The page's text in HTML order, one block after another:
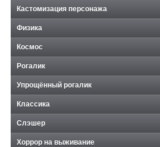
Кастомизация персонажа
Физика
Космос
Рогалик
Упрощённый рогалик
Классика
Слэшер
Хоррор на выживание